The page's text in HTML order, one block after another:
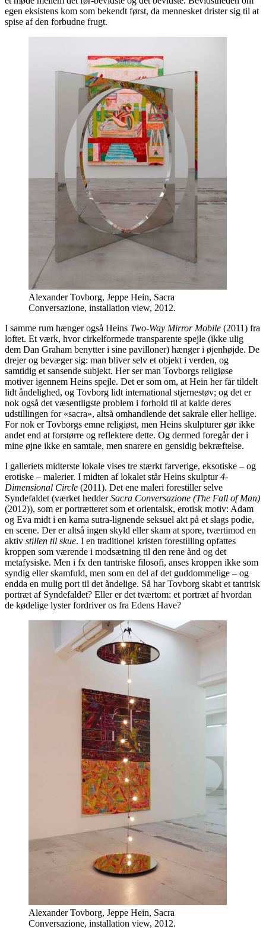
egen eksistens kom som bekendt først, da mennesket drister sig til at
spise af den forbudne frugt.
Alexander Tovborg, Jeppe Hein, Sacra
Conversazione, installation view, 2012.
I samme rum hænger også Heins Two-Way Mirror Mobile (2011) fra
loftet. Et værk, hvor cirkelformede transparente spejle (ikke ulig
dem Dan Graham benytter i sine pavilloner) hænger i øjenhøjde. De
drejer og bevæger sig: man bliver selv et objekt i verden, og
samtidig et sansende subjekt. Her ser man Tovborgs religiøse
motiver igennem Heins spejle. Det er som om, at Hein her får tildelt
lidt åndelighed, og Tovborg lidt international stjernestøv; og det er
nok også det væsentligste problem i forhold til at kalde deres
udstillingen for «sacra», altså omhandlende det sakrale eller hellige.
For nok er Tovborgs emne religiøst, men Heins skulpturer gør ikke
andet end at forstørre og reflektere dette. Og dermed foregår der i
mine øjne ikke en samtale, men snarere en gensidig bekræftelse.
I galleriets midterste lokale vises tre stærkt farverige, eksotiske – og
erotiske – malerier. I midten af lokalet står Heins skulptur4-
Dimensional Circle (2011). Det ene maleri forestiller selve
Syndefaldet (værket hedderSacra Conversazione (The Fall of Man)
(2012)), som er portrætteret som et orientalsk, erotisk motiv: Adam
og Eva midt i en kama sutra-lignende seksuel akt på et slags podie,
en scene. Der er altså ingen skyld eller skam at spore, tværtimod en
aktiv stillen til skue. I en traditionel kristen forestilling opfattes
kroppen som værende i modsætning til den rene ånd og det
metafysiske. Men i fx den tantriske filosofi, anses kroppen ikke som
syndig eller skamfuld, men som en del af det guddommelige – og
endda en mulig port til det åndelige. Så har Tovborg skabt et tantrisk
portræt af Syndefaldet? Eller er det tværtom: et portræt af hvordan
de kødelige lyster fordriver os fra Edens Have?
Alexander Tovborg, Jeppe Hein, Sacra
Conversazione, installation view, 2012.